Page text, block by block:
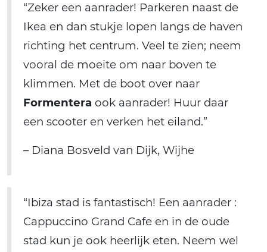
“Zeker een aanrader! Parkeren naast de
Ikea en dan stukje lopen langs de haven
richting het centrum. Veel te zien; neem
vooral de moeite om naar boven te
klimmen. Met de boot over naar
Formentera ook aanrader! Huur daar
een scooter en verken het eiland.”
– Diana Bosveld van Dijk, Wijhe
“Ibiza stad is fantastisch! Een aanrader :
Cappuccino Grand Cafe en in de oude
stad kun je ook heerlijk eten. Neem wel